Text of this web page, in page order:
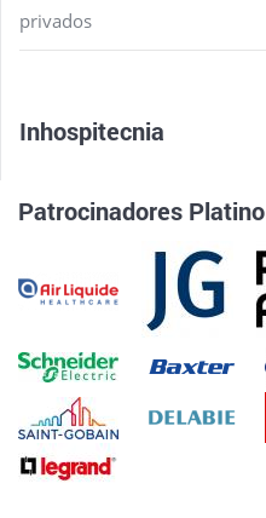
privados
Inhospitecnia
Patrocinadores Platino